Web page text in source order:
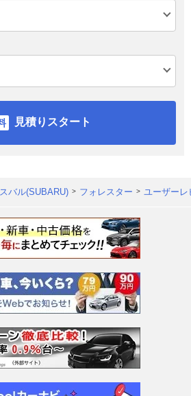
見積りスタート
スバル(SUBARU) フォレスター ユーザー